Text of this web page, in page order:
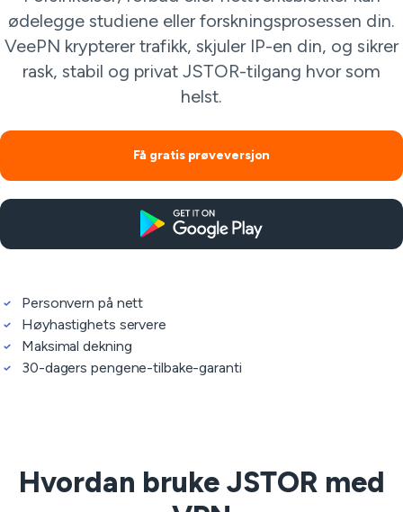
ødelegge studiene eller forskningsprosessen din.
VeePN krypterer trafikk, skjuler IP-en din, og sikrer
rask, stabil og privat JSTOR-tilgang hvor som
helst.
Få gratis prøveversjon
Personvern på nett
Høyhastighets servere
Maksimal dekning
30-dagers pengene-tilbake-garanti
Hvordan bruke JSTOR med